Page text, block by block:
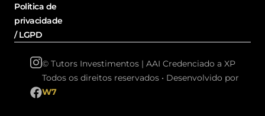
Politica de
privacidade
/ LGPD
© Tutors Investimentos | AAI Credenciado a XP
Todos os direitos reservados • Desenvolvido por
W7